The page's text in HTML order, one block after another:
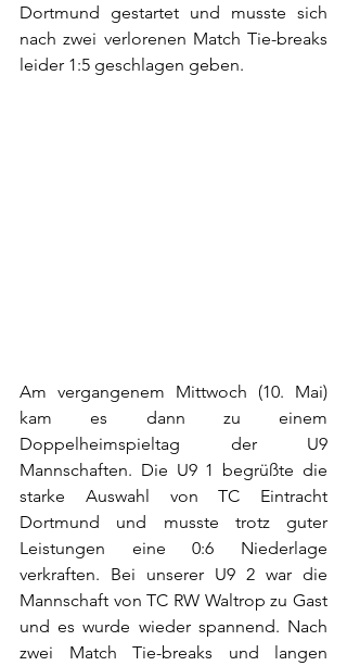
Dortmund gestartet und musste sich
nach zwei verlorenen Match Tie-breaks
leider 1:5 geschlagen geben.
Am vergangenem Mittwoch (10. Mai)
kam es dann zu einem
Doppelheimspieltag der U9
Mannschaften. Die U9 1 begrüßte die
starke Auswahl von TC Eintracht
Dortmund und musste trotz guter
Leistungen eine 0:6 Niederlage
verkraften. Bei unserer U9 2 war die
Mannschaft von TC RW Waltrop zu Gast
und es wurde wieder spannend. Nach
zwei Match Tie-breaks und langen